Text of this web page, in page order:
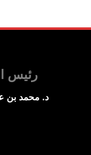
رئيس
د. محمد بن